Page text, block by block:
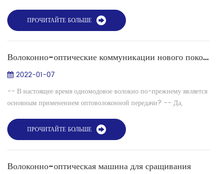
кабельное волокно с бо...
ПРОЧИТАЙТЕ БОЛЬШЕ
Волоконно-оптические коммуникации нового поколения: как найти лучшие решения для сращивания многожильных волокон
2022-01-07
-- В настоящее время одномодовое волокно по-прежнему является
основным применением оптоволоконной передачи? -- Да,
время есть несколько св...
ПРОЧИТАЙТЕ БОЛЬШЕ
Волоконно-оптическая машина для сращивания